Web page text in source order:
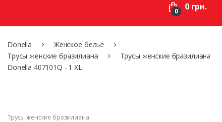
:
0 0 грн.
Donella
Женское белье
Трусы женские бразилиана
Трусы женские бразилиана
Donella 407101Q - 1 XL
Трусы женские бразилиана